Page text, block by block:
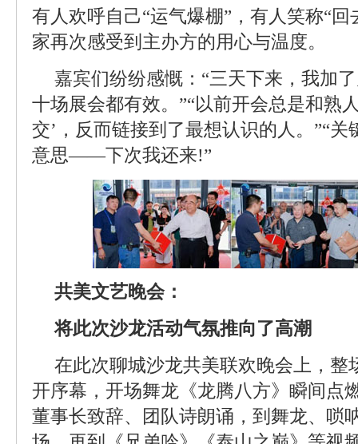
有人欢呼自己“运气爆棚”，有人笑称“
家再次感受到主办方的用心与温度。
嘉宾们纷纷感慨：“三天下来，我加
十场展会都有效。”“以前开会总是和熟
交’，反而链接到了最想认识的人。”“
意思——下次我还来!”
共美文艺晚会：
将此次沙龙活动气氛推向了高潮
在此次聊城沙龙共美联欢晚会上，整
开序幕，开场舞龙《龙腾八方》瞬间点
董事长致辞、团队诗朗诵，到舞龙、唢